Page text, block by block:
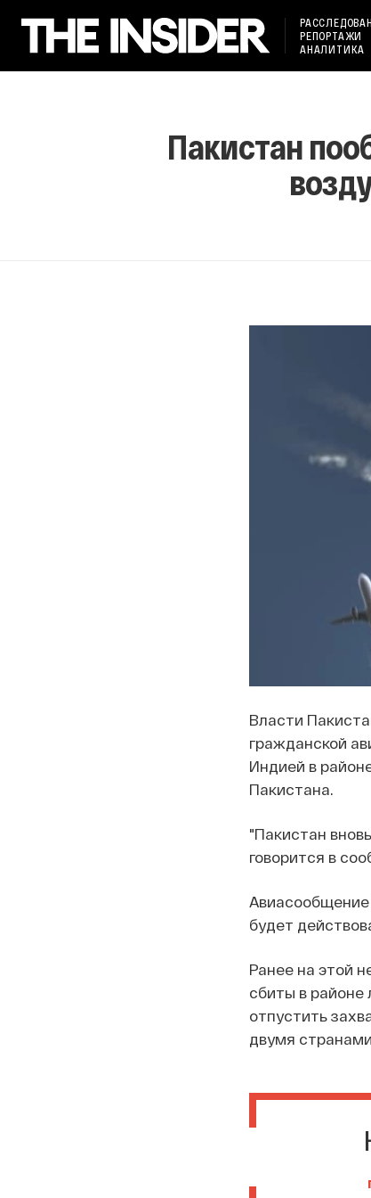
РЕПОРТАЖИ
АНАЛИТИКА
Пакистан
Власти
гражданской
Индией в
Пакистана.
"Пакистан
говорится в
Авиасообщение
будет
Ранее на этой
сбиты в районе
отпустить
двумя странами.